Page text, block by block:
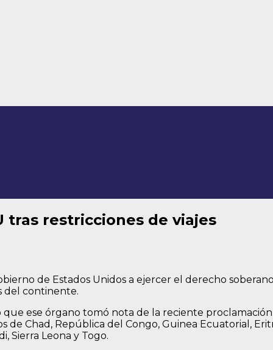
tras restricciones de viajes
de Estados Unidos a ejercer el derecho
del continente.
ese órgano tomó nota de la reciente
Chad, República del Congo, Guinea Ecuatorial,
Sierra Leona y Togo.